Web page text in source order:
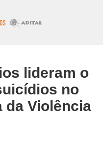
lideram o
no
da Violência